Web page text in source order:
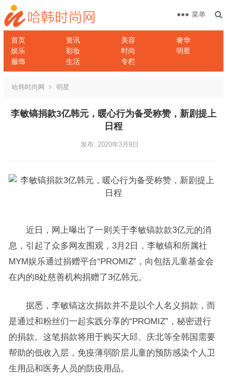
首页 资讯 美容
奢华
娱乐
彩妆 时尚
明星
服饰
生活 专栏
菜单
哈韩时尚网 明星
李敏镐捐款3亿韩元，暖心行为备受称赞，新剧提上
日程
发布: 2020年3月9日
近日，网上曝出了一则关于李敏镐款款3亿元的消
息，引起了众多网友围观，3月2日，李敏镐和所属社
MYM娱乐通过捐赠平台“PROMIZ”，向包括儿童基金会
在内的8处慈善机构捐赠了3亿韩元。
据悉，李敏镐这次捐款并不是以个人名义捐款，而
是通过和粉丝们一起实践分享的“PROMIZ”，秘密进行
的捐款。这笔捐款将用于购买大邱、庆北等全韩国需要
帮助的低收入层，免疫薄弱阶层儿童的预防感染个人卫
生用品和医务人员的防疫用品。